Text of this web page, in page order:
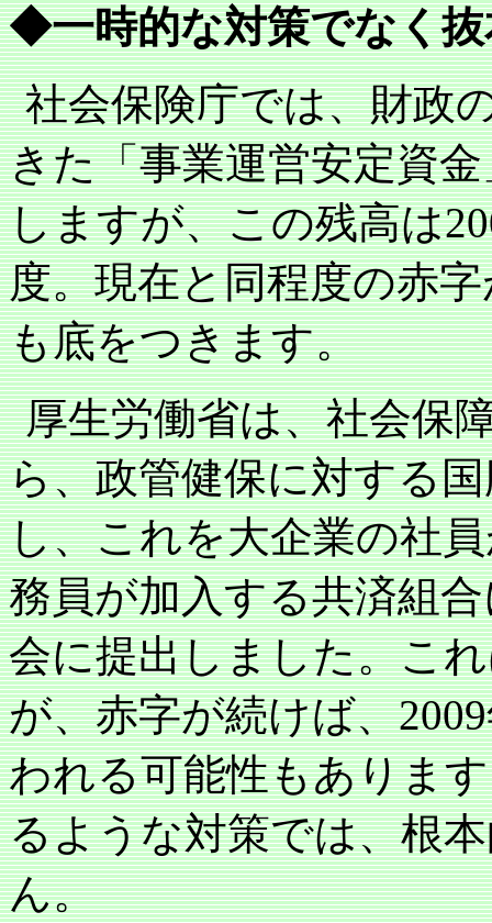
◆一時的な対策でなく抜
社会保険庁では、財政
きた「事業運営安定資
しますが、この残高は
度。現在と同程度の赤
も底をつきます。
厚生労働省は、社会保
ら、政管健保に対する
し、これを大企業の社
務員が加入する共済組
会に提出しました。こ
が、赤字が続けば、2009
われる可能性もありま
るような対策では、根
ん。